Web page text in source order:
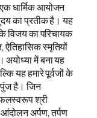
धार्मिक आयोजन
का प्रतीक है। यह
विजय का परिचायक
ऐतिहासिक स्मृतियों
अयोध्या में बना यह
यह हमारे पूर्वजों के
है। जिन
श्री
अर्पण, तर्पण